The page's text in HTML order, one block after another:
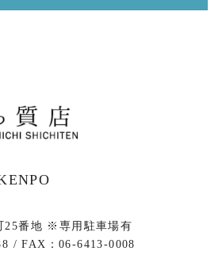
25番地 ※専用駐車場有
/ FAX：06-6413-0008